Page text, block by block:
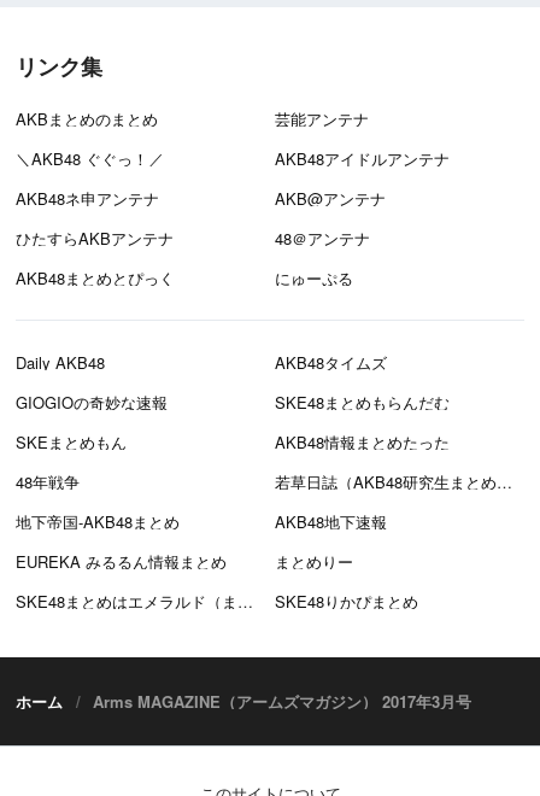
リンク集
AKBまとめのまとめ
芸能アンテナ
＼AKB48 ぐぐっ！／
AKB48アイドルアンテナ
AKB48ネ申アンテナ
AKB@アンテナ
ひたすらAKBアンテナ
48＠アンテナ
AKB48まとめとぴっく
にゅーぷる
Daily AKB48
AKB48タイムズ
GIOGIOの奇妙な速報
SKE48まとめもらんだむ
SKEまとめもん
AKB48情報まとめたった
48年戦争
若草日誌（AKB48研究生まとめブログ）
地下帝国-AKB48まとめ
AKB48地下速報
EUREKA みるるん情報まとめ
まとめりー
SKE48まとめはエメラルド（まとえめ）
SKE48りかぴまとめ
ホーム Arms MAGAZINE（アームズマガジン） 2017年3月号